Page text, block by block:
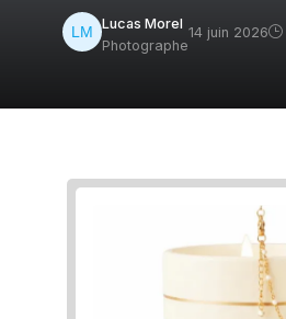
Lucas Morel
Photographe
14 juin 2026